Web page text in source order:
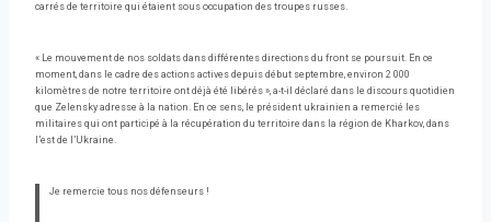
carrés de territoire qui étaient sous occupation des troupes russes.
« Le mouvement de nos soldats dans différentes directions du front se poursuit. En ce
moment, dans le cadre des actions actives depuis début septembre, environ 2 000
kilomètres de notre territoire ont déjà été libérés », a-t-il déclaré dans le discours quotidien
que Zelensky adresse à la nation. En ce sens, le président ukrainien a remercié les
militaires qui ont participé à la récupération du territoire dans la région de Kharkov, dans
l’est de l’Ukraine.
Je remercie tous nos défenseurs !